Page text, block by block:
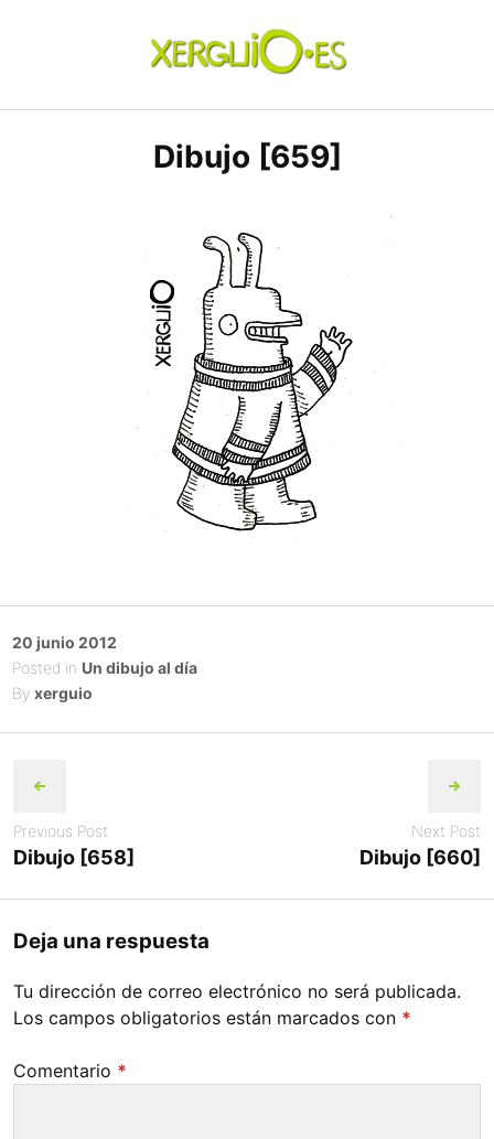
xerguio.ES | ilustración
Dibujo [659]
Posted
on
20 junio 2012
Posted in Un dibujo al día
By xerguio
navigation
Previous Post
Dibujo [658]
Next Post
Dibujo [660]
Deja una respuesta
Tu dirección de correo electrónico no será publicada.
Los campos obligatorios están marcados con *
Comentario *